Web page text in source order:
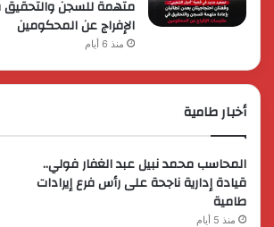
متهمة للسجن
الإفراج عن المحكومين
منذ 6 أيام
أخبار طامية
المحاسب محمد نبيل عبد الغفار فولي..
قيادة إدارية ناجحة على رأس فرع إيرادات
طامية
منذ 5 أيام